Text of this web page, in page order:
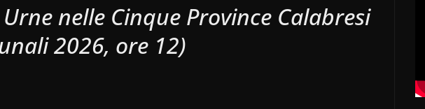
nelle Cinque Province Calabresi
2026, ore 12)